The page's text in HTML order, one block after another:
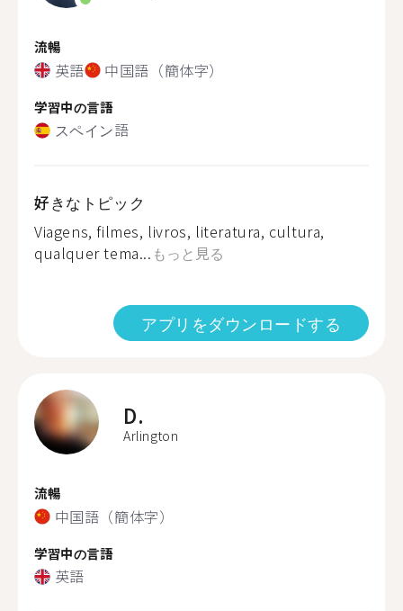
流暢
英語 中国語（簡体字）
学習中の言語
スペイン語
好きなトピック
Viagens, filmes, livros, literatura, cultura,
qualquer tema... もっと見る
アプリをダウンロードする
D.
Arlington
流暢
中国語（簡体字）
学習中の言語
英語